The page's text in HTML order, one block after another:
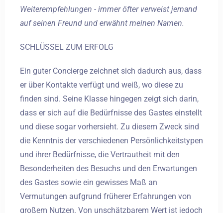
Weiterempfehlungen - immer öfter verweist jemand
auf seinen Freund und erwähnt meinen Namen.
SCHLÜSSEL ZUM ERFOLG
Ein guter Concierge zeichnet sich dadurch aus, dass
er über Kontakte verfügt und weiß, wo diese zu
finden sind. Seine Klasse hingegen zeigt sich darin,
dass er sich auf die Bedürfnisse des Gastes einstellt
und diese sogar vorhersieht. Zu diesem Zweck sind
die Kenntnis der verschiedenen Persönlichkeitstypen
und ihrer Bedürfnisse, die Vertrautheit mit den
Besonderheiten des Besuchs und den Erwartungen
des Gastes sowie ein gewisses Maß an
Vermutungen aufgrund früherer Erfahrungen von
großem Nutzen. Von unschätzbarem Wert ist jedoch